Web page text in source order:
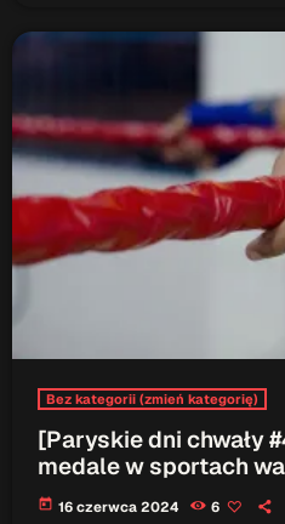
Bez kategorii (zmień kategorię)
[Paryskie dni chwały
medale w sportach
today 16 czerwca 2024 6